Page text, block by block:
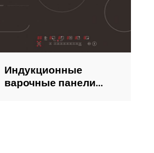
Индукционные
варочные панели